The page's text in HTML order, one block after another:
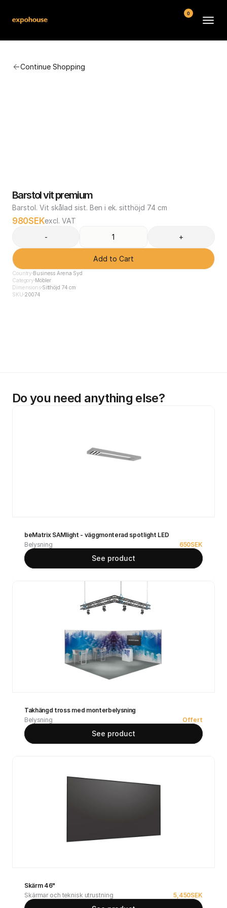
Continue Shopping
Barstol vit premium
Barstol. Vit skålad sist. Ben i ek. sitthöjd 74 cm
980SEKexcl. VAT
-
+
Add to Cart
Country Business Arena Syd
Category Möbler
DimensionsSitthöjd 74 cm
SKU 20074
Do you need anything else?
beMatrix SAMlight - väggmonterad spotlight LED
Belysning
650SEK
See product
Takhängd tross med monterbelysning
Belysning
Offert
See product
Skärm 46"
Skärmar och teknisk utrustning
5,450SEK
0